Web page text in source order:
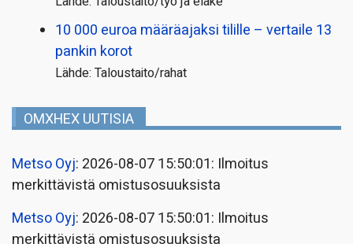
10 000 euroa määräajaksi tilille – vertaile 13
pankin korot
Lähde: Taloustaito/rahat
OMXHEX UUTISIA
Metso Oyj: 2026-08-07 15:50:01: Ilmoitus
merkittävistä omistusosuuksista
Metso Oyj: 2026-08-07 15:50:01: Ilmoitus
merkittävistä omistusosuuksista